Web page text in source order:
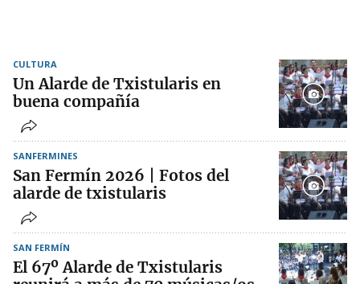
CULTURA
Un Alarde de Txistularis en
buena compañía
SANFERMINES
San Fermín 2026 | Fotos del
alarde de txistularis
SAN FERMÍN
El 67º Alarde de Txistularis